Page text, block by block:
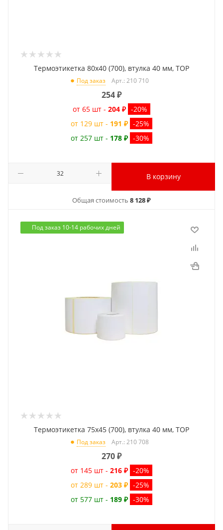
Термоэтикетка 80x40 (700), втулка 40 мм, TOP
Под заказ Арт.: 210 710
254₽
от 65 шт - 204 ₽ -20%
от 129 шт - 191 ₽ -25%
от 257 шт - 178 ₽ -30%
В корзину
Общая стоимость 8 128 ₽
Под заказ 10-14 рабочих дней
Термоэтикетка 75x45 (700), втулка 40 мм, TOP
Под заказ Арт.: 210 708
270₽
от 145 шт - 216 ₽ -20%
от 289 шт - 203 ₽ -25%
от 577 шт - 189 ₽ -30%